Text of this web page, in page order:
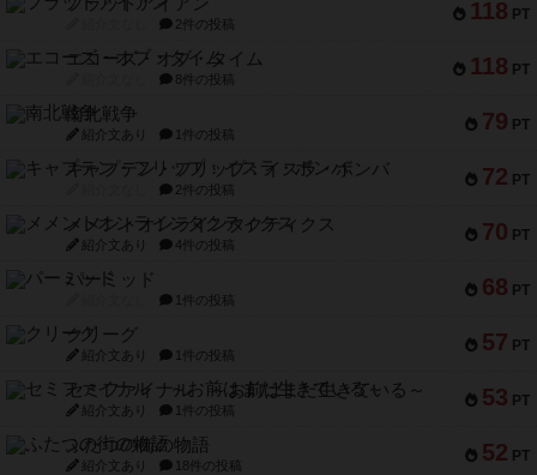
118 PT
フラットアイアン
2件の投稿
118 PT
エコーズ・オブ・タイム
8件の投稿
79 PT
南北戦争
紹介文あり 1件の投稿
72 PT
キャプテン・フリップ：イスラ・ボンバ
2件の投稿
70 PT
メメントオンラインタクティクス
紹介文あり 4件の投稿
68 PT
パーミッド
1件の投稿
57 PT
クリーグ
紹介文あり 1件の投稿
53 PT
セミファイナル ～お前はまだ生きている～
紹介文あり 1件の投稿
52 PT
ふたつの街の物語
紹介文あり 18件の投稿